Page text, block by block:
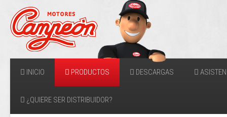
INICIO PRODUCTOS DESCARGAS
¿QUIERE SER DISTRIBUIDOR?